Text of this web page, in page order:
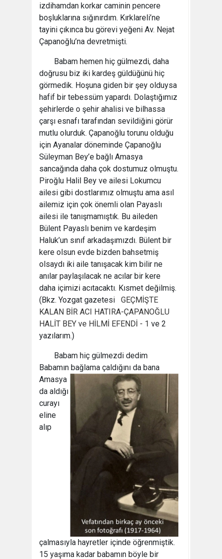
izdihamdan korkar caminin pencere
boşluklarına sığınırdım. Kırklareli’ne
tayini çıkınca bu görevi yeğeni Av. Nejat
Çapanoğlu’na devretmişti.
Babam hemen hiç gülmezdi, daha
doğrusu biz iki kardeş güldüğünü hiç
görmedik. Hoşuna giden bir şey olduysa
hafif bir tebessüm yapardı. Dolaştığımız
şehirlerde o şehir ahalisi ve bilhassa
çarşı esnafı tarafından sevildiğini görür
mutlu olurduk. Çapanoğlu torunu olduğu
için Ayanalar döneminde Çapanoğlu
Süleyman Bey’e bağlı Amasya
sancağında daha çok dostumuz olmuştu.
Piroğlu Halil Bey ve ailesi Lokumcu
ailesi gibi dostlarımız olmuştu ama asıl
ailemiz için çok önemli olan Payaslı
ailesi ile tanışmamıştık. Bu aileden
Bülent Payaslı benim ve kardeşim
Haluk’un sınıf arkadaşımızdı. Bülent bir
kere olsun evde bizden bahsetmiş
olsaydı iki aile tanışacak kim bilir ne
anılar paylaşılacak ne acılar bir kere
daha içimizi acıtacaktı. Kısmet değilmiş.
(Bkz. Yozgat gazetesi GEÇMİŞTE
KALAN BİR ACI HATIRA-ÇAPANOĞLU
HALİT BEY ve HİLMİ EFENDİ - 1 ve 2
yazılarım.)
Babam hiç gülmezdi dedim
Babamın bağlama çaldığını da bana
Amasya
da aldığı
curayı
eline
alıp
çalmasıyla hayretler içinde öğrenmiştik.
15 yaşıma kadar babamın böyle bir